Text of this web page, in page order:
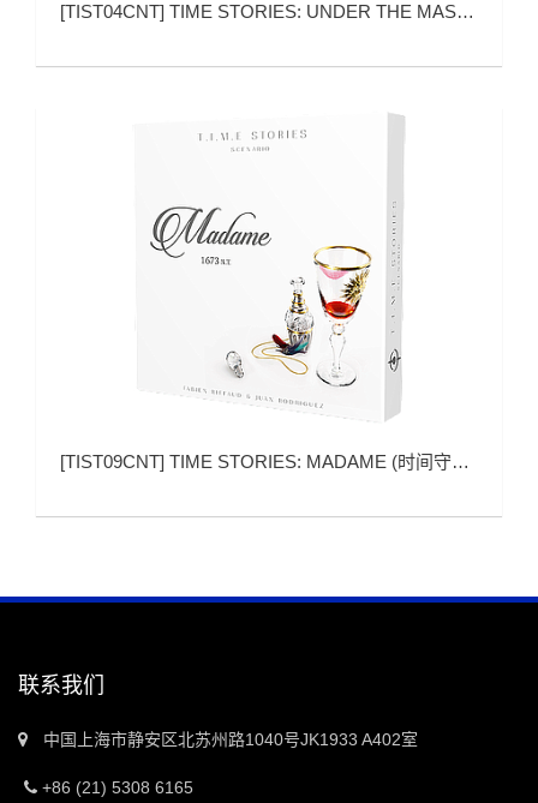
[TIST04CNT] TIME STORIES: UNDER THE MASK (时间守望：面具之下)
[TIST09CNT] TIME STORIES: MADAME (时间守望：贵妇)
联系我们
中国上海市静安区北苏州路1040号JK1933 A402室
+86 (21) 5308 6165